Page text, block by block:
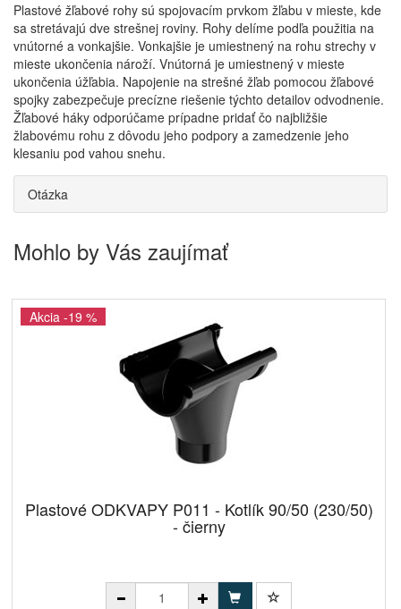
Plastové žľabové rohy sú spojovacím prvkom žľabu v mieste, kde
sa stretávajú dve strešnej roviny. Rohy delíme podľa použitia na
vnútorné a vonkajšie. Vonkajšie je umiestnený na rohu strechy v
mieste ukončenia nároží. Vnútorná je umiestnený v mieste
ukončenia úžľabia. Napojenie na strešné žľab pomocou žľabové
spojky zabezpečuje precízne riešenie týchto detailov odvodnenie.
Žľabové háky odporúčame prípadne pridať čo najbližšie
žlabovému rohu z dôvodu jeho podpory a zamedzenie jeho
klesaniu pod vahou snehu.
Otázka
Mohlo by Vás zaujímať
Akcia -19 %
Plastové ODKVAPY P011 - Kotlík 90/50 (230/50)
- čierny